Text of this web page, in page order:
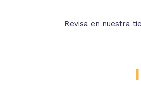
Revisa en nuestra